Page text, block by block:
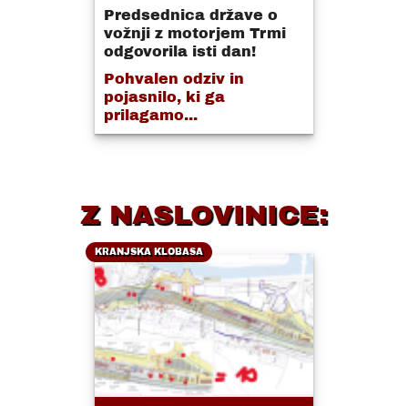
Predsednica države o
vožnji z motorjem Trmi
odgovorila isti dan!
Pohvalen odziv in
pojasnilo, ki ga
prilagamo...
Z NASLOVINICE:
KRANJSKA KLOBASA